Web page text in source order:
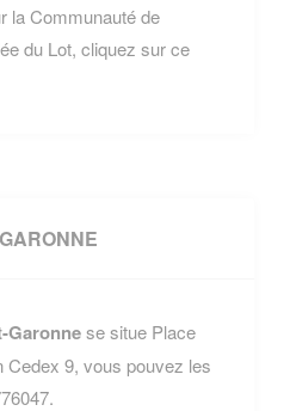
la Communauté de
du Lot, cliquez sur ce
Garonnese situe Place
Cedex 9, vous pouvez les